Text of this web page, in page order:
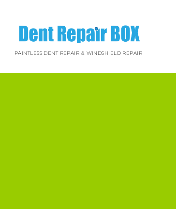
PAINTLESS DENT REPAIR & WINDSHIELD REPAIR